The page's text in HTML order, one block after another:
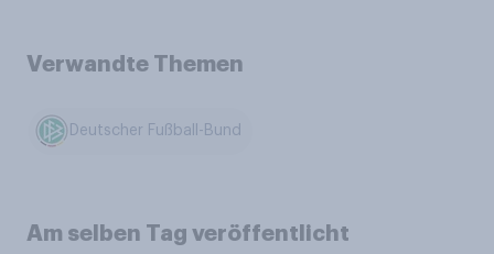
Verwandte Themen
Deutscher Fußball-Bund
Am selben Tag veröffentlicht